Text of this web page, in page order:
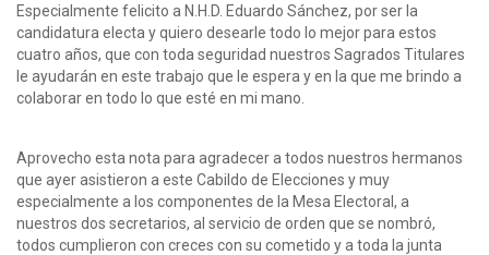
Especialmente felicito a N.H.D. Eduardo Sánchez, por ser la
candidatura electa y quiero desearle todo lo mejor para estos
cuatro años, que con toda seguridad nuestros Sagrados Titulares
le ayudarán en este trabajo que le espera y en la que me brindo a
colaborar en todo lo que esté en mi mano.
Aprovecho esta nota para agradecer a todos nuestros hermanos
que ayer asistieron a este Cabildo de Elecciones y muy
especialmente a los componentes de la Mesa Electoral, a
nuestros dos secretarios, al servicio de orden que se nombró,
todos cumplieron con creces con su cometido y a toda la junta